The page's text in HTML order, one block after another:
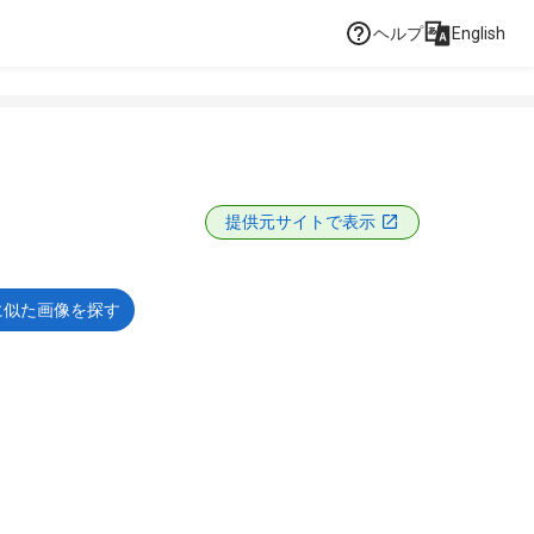
ヘルプ English
提供元サイトで表示
た画像を探す